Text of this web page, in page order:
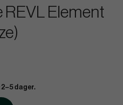
REVL Element
dager.